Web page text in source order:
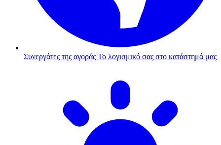
Συνεργάτες της αγοράς Το λογισμικό σας στο κατάστημά μας